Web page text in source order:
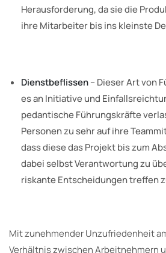
Herausforderung, da sie die
ihre Mitarbeiter bis ins kleinste
Dienstbeflissen– Dieser Art von
es an Initiative und
pedantische Führungskräfte
Personen zu sehr auf ihre
dass diese das Projekt bis zum
dabei selbst Verantwortung zu
riskante Entscheidungen treffen
Mit zunehmender Unzufriedenheit
Verhältnis zwischen Arbeitnehmern